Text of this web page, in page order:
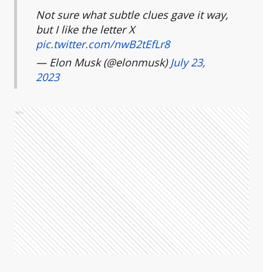
Not sure what subtle clues gave it way,
but I like the letter X
pic.twitter.com/nwB2tEfLr8
— Elon Musk (@elonmusk)July 23,
2023
Ads